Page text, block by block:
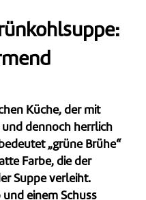
Küche, der mit
dennoch herrlich
„grüne Brühe“
Farbe, die der
Suppe verleiht.
einem Schuss